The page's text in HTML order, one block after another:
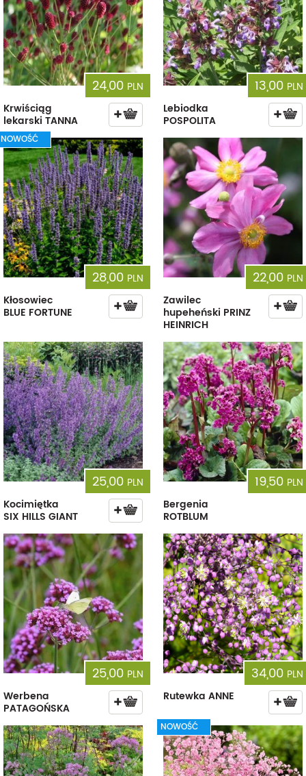
24,00 PLN
Krwiściąg
lekarski TANNA
13,00 PLN
Lebiodka
POSPOLITA
NOWOŚĆ
28,00 PLN
Kłosowiec
BLUE FORTUNE
22,00 PLN
Zawilec
hupeheński PRINZ
HEINRICH
25,00 PLN
Kocimiętka
SIX HILLS GIANT
19,50 PLN
Bergenia
ROTBLUM
25,00 PLN
Werbena
PATAGOŃSKA
34,00 PLN
Rutewka ANNE
NOWOŚĆ